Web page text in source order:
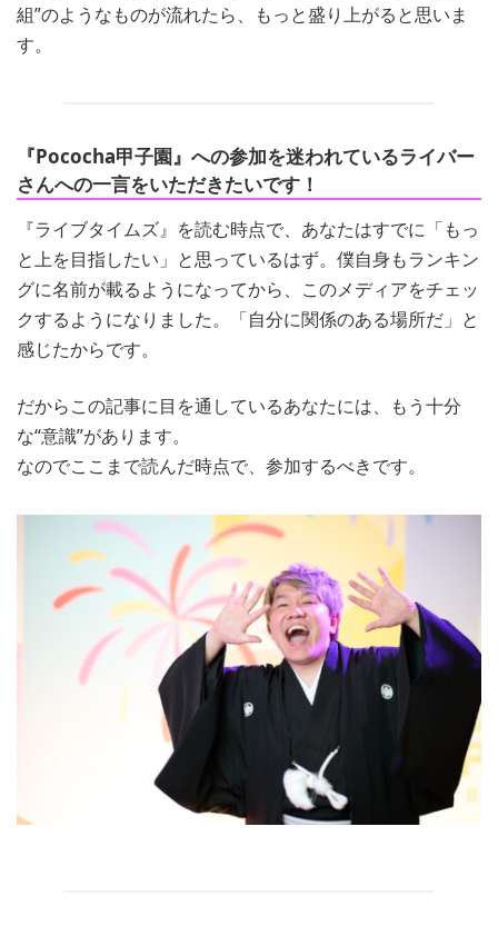
組”のようなものが流れたら、もっと盛り上がると思いま
す。
『Pococha甲子園』への参加を迷われているライバー
さんへの一言をいただきたいです！
『ライブタイムズ』を読む時点で、あなたはすでに「もっ
と上を目指したい」と思っているはず。僕自身もランキン
グに名前が載るようになってから、このメディアをチェッ
クするようになりました。「自分に関係のある場所だ」と
感じたからです。
だからこの記事に目を通しているあなたには、もう十分
な“意識”があります。
なのでここまで読んだ時点で、参加するべきです。